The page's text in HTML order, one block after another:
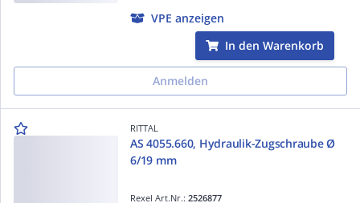
VPE anzeigen
In den Warenkorb
Anmelden
RITTAL
AS 4055.660, Hydraulik-Zugschraube Ø
6/19 mm
Rexel Art.Nr.: 2526877